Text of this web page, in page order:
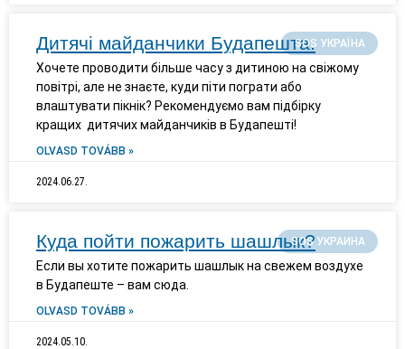
SOS УКРАЇНА
Дитячі майданчики Будапешта.
Хочете проводити більше часу з дитиною на свіжому
повітрі, але не знаєте, куди піти пограти або
влаштувати пікнік? Рекомендуємо вам підбірку
кращих дитячих майданчиків в Будапешті!
OLVASD TOVÁBB »
2024.06.27.
SOS УКРАИНА
Куда пойти пожарить шашлык?
Если вы хотите пожарить шашлык на свежем воздухе
в Будапеште – вам сюда.
OLVASD TOVÁBB »
2024.05.10.